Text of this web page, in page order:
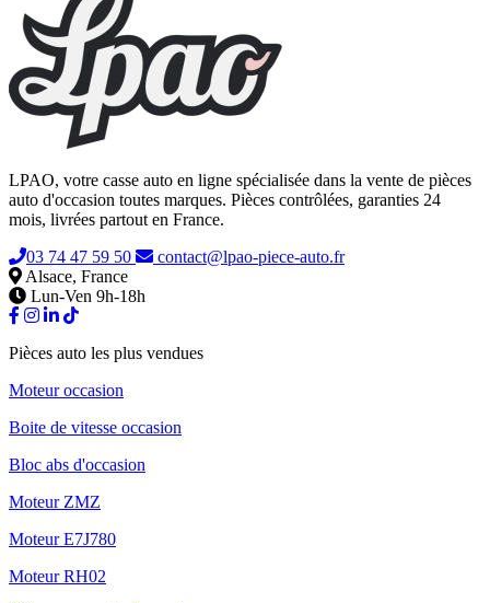
LPAO, votre casse auto en ligne spécialisée dans la vente de pièces
auto d'occasion toutes marques. Pièces contrôlées, garanties 24
mois, livrées partout en France.
03 74 47 59 50
contact@lpao-piece-auto.fr
Alsace, France
Lun-Ven 9h-18h
Pièces auto les plus vendues
Moteur occasion
Boite de vitesse occasion
Bloc abs d'occasion
Moteur ZMZ
Moteur E7J780
Moteur RH02